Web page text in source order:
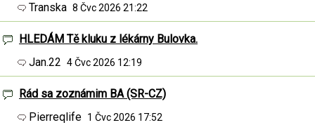
Transka 8 Čvc 2026 21:22
HLEDÁM Tě kluku z lékárny Bulovka.
Jan.22 4 Čvc 2026 12:19
Rád sa zoznámim BA (SR-CZ)
Pierreqlife 1 Čvc 2026 17:52